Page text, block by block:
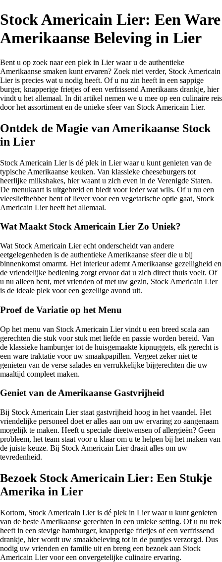
Stock Americain Lier: Een Ware
Amerikaanse Beleving in Lier
Bent u op zoek naar een plek in Lier waar u de authentieke
Amerikaanse smaken kunt ervaren? Zoek niet verder, Stock Americain
Lier is precies wat u nodig heeft. Of u nu zin heeft in een sappige
burger, knapperige frietjes of een verfrissend Amerikaans drankje, hier
vindt u het allemaal. In dit artikel nemen we u mee op een culinaire reis
door het assortiment en de unieke sfeer van Stock Americain Lier.
Ontdek de Magie van Amerikaanse Stock
in Lier
Stock Americain Lier is dé plek in Lier waar u kunt genieten van de
typische Amerikaanse keuken. Van klassieke cheeseburgers tot
heerlijke milkshakes, hier waant u zich even in de Verenigde Staten.
De menukaart is uitgebreid en biedt voor ieder wat wils. Of u nu een
vleesliefhebber bent of liever voor een vegetarische optie gaat, Stock
Americain Lier heeft het allemaal.
Wat Maakt Stock Americain Lier Zo Uniek?
Wat Stock Americain Lier echt onderscheidt van andere
eetgelegenheden is de authentieke Amerikaanse sfeer die u bij
binnenkomst omarmt. Het interieur ademt Amerikaanse gezelligheid en
de vriendelijke bediening zorgt ervoor dat u zich direct thuis voelt. Of
u nu alleen bent, met vrienden of met uw gezin, Stock Americain Lier
is de ideale plek voor een gezellige avond uit.
Proef de Variatie op het Menu
Op het menu van Stock Americain Lier vindt u een breed scala aan
gerechten die stuk voor stuk met liefde en passie worden bereid. Van
de klassieke hamburger tot de huisgemaakte kipnuggets, elk gerecht is
een ware traktatie voor uw smaakpapillen. Vergeet zeker niet te
genieten van de verse salades en verrukkelijke bijgerechten die uw
maaltijd compleet maken.
Geniet van de Amerikaanse Gastvrijheid
Bij Stock Americain Lier staat gastvrijheid hoog in het vaandel. Het
vriendelijke personeel doet er alles aan om uw ervaring zo aangenaam
mogelijk te maken. Heeft u speciale dieetwensen of allergieën? Geen
probleem, het team staat voor u klaar om u te helpen bij het maken van
de juiste keuze. Bij Stock Americain Lier draait alles om uw
tevredenheid.
Bezoek Stock Americain Lier: Een Stukje
Amerika in Lier
Kortom, Stock Americain Lier is dé plek in Lier waar u kunt genieten
van de beste Amerikaanse gerechten in een unieke setting. Of u nu trek
heeft in een stevige hamburger, knapperige frietjes of een verfrissend
drankje, hier wordt uw smaakbeleving tot in de puntjes verzorgd. Dus
nodig uw vrienden en familie uit en breng een bezoek aan Stock
Americain Lier voor een onvergetelijke culinaire ervaring.